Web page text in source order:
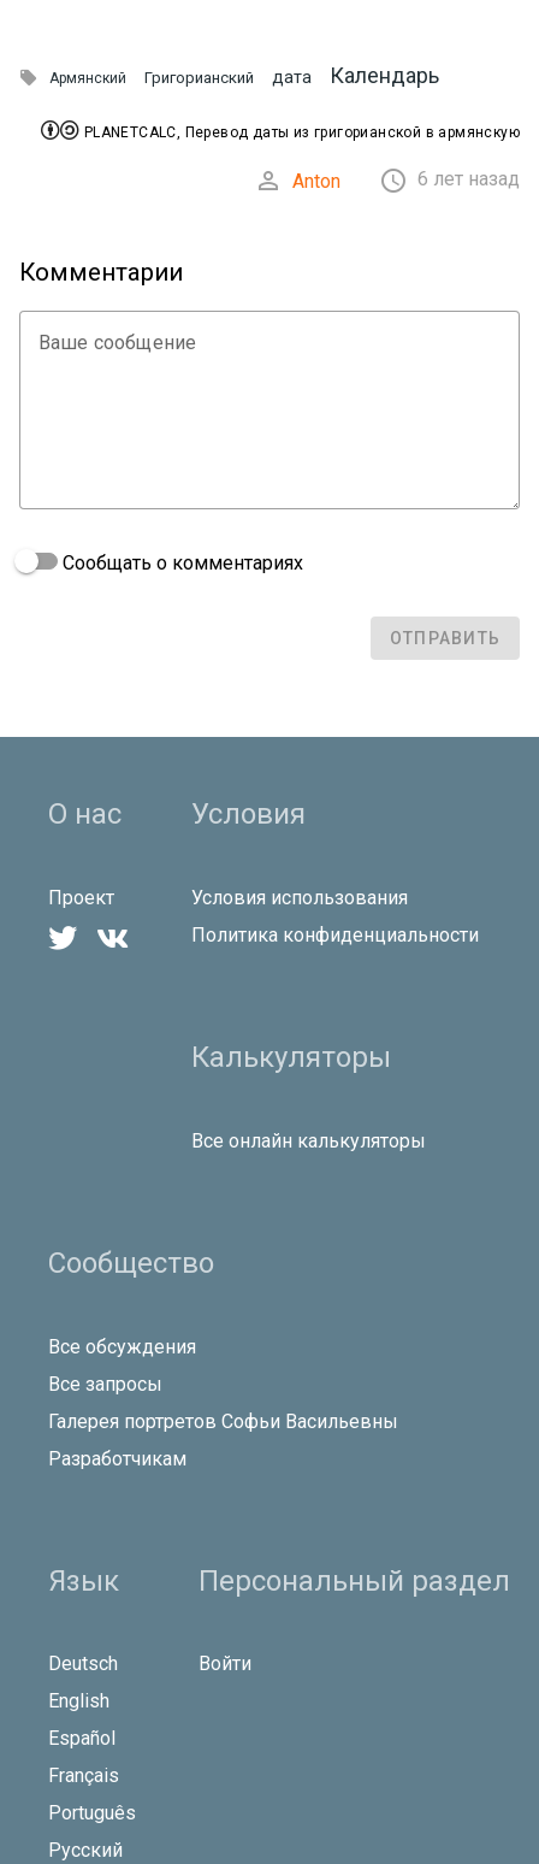
 Армянский Григорианский дата Календарь
 PLANETCALC, Перевод даты из григорианской в армянскую
 Anton  6 лет назад
Комментарии
Ваше сообщение
Сообщать о комментариях
ОТПРАВИТЬ
О нас
Проект
 
Условия
Условия использования
Политика конфиденциальности
Калькуляторы
Все онлайн калькуляторы
Сообщество
Все обсуждения
Все запросы
Галерея портретов Софьи Васильевны
Разработчикам
Язык
Deutsch
English
Español
Français
Português
Русский
Персональный раздел
Войти